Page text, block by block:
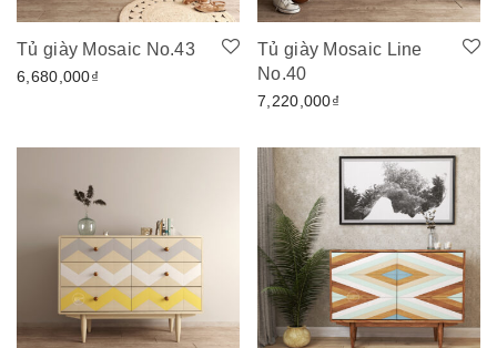
Tủ giày Mosaic No.43
6,680,000₫
Tủ giày Mosaic Line
No.40
7,220,000₫